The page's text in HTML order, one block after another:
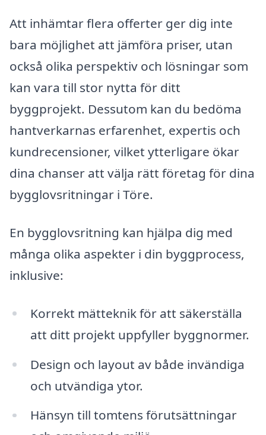
Att inhämtar flera offerter ger dig inte
bara möjlighet att jämföra priser, utan
också olika perspektiv och lösningar som
kan vara till stor nytta för ditt
byggprojekt. Dessutom kan du bedöma
hantverkarnas erfarenhet, expertis och
kundrecensioner, vilket ytterligare ökar
dina chanser att välja rätt företag för dina
bygglovsritningar i Töre.
En bygglovsritning kan hjälpa dig med
många olika aspekter i din byggprocess,
inklusive:
Korrekt mätteknik för att säkerställa
att ditt projekt uppfyller byggnormer.
Design och layout av både invändiga
och utvändiga ytor.
Hänsyn till tomtens förutsättningar